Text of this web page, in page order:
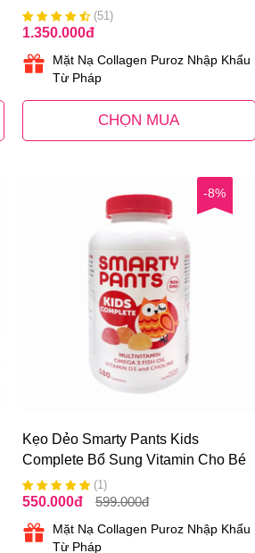
Của Mỹ
(51)
1.350.000đ
Mặt Nạ Collagen Puroz Nhập Khẩu
Từ Pháp
CHỌN MUA
-8%
Kẹo Dẻo Smarty Pants Kids
Complete Bổ Sung Vitamin Cho Bé
(1)
550.000đ 599.000đ
Mặt Nạ Collagen Puroz Nhập Khẩu
Từ Pháp